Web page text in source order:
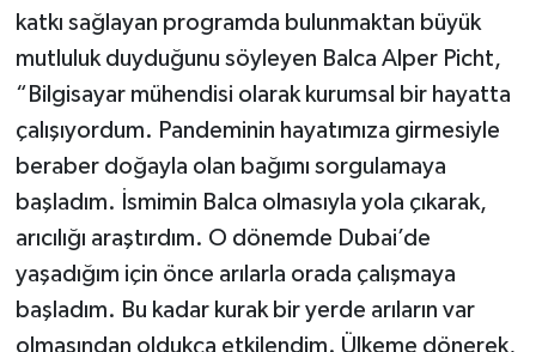
katkı sağlayan programda bulunmaktan büyük
mutluluk duyduğunu söyleyen Balca Alper Picht,
“Bilgisayar mühendisi olarak kurumsal bir hayatta
çalışıyordum. Pandeminin hayatımıza girmesiyle
beraber doğayla olan bağımı sorgulamaya
başladım. İsmimin Balca olmasıyla yola çıkarak,
arıcılığı araştırdım. O dönemde Dubai’de
yaşadığım için önce arılarla orada çalışmaya
başladım. Bu kadar kurak bir yerde arıların var
olmasından oldukça etkilendim. Ülkeme dönerek,